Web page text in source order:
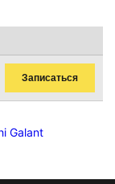
Записаться
Galant